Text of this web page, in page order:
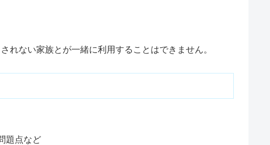
ない家族とが一緒に利用することはできません。
題点など